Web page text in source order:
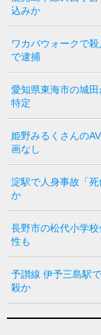
込みか
ワカバウォークで
で逮捕
愛知県東海市の城
特定
姫野みるくさんの
画なし
淀駅で人身事故「
か
長野市の松代小学
性も
予讃線 伊予三島駅
殺か